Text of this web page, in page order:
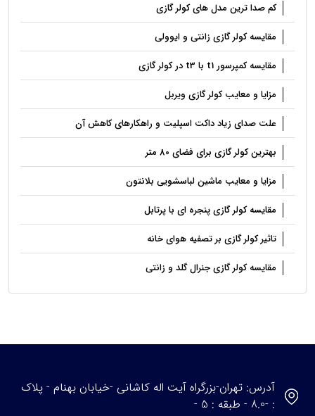
کم صدا ترین مدل های کولر گازی
مقایسه کولر گازی زانتی و ایوولی
مقایسه کمپرسور t1 با t3 در کولر گازی
مزایا و معایب کولر گازی ویربل
علت صدای زیاد داکت اسپلیت و راهکارهای کاهش آن
بهترین کولر گازی برای فضای 80 متر
مزایا و معایب ماشین لباسشویی بلانتون
مقایسه کولر گازی پنجره ای با پرتابل
تاثیر کولر گازی بر تصفیه هوای خانه
مقایسه کولر گازی جنرال گلد و زانتی
آدرس: تهران-بزرگراه آیت اله کاشانی -خیابان بهنام - پلاک
: -8.0 - طبقه : 5 -